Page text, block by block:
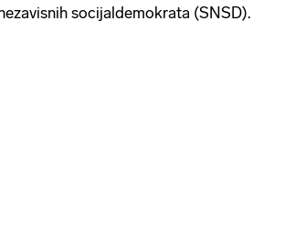
socijaldemokrata (SNSD).